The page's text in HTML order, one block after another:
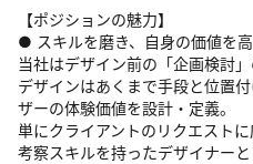
【ポジションの魅力】
● スキルを磨き、自身の価値を
当社はデザイン前の「企画検討
デザインはあくまで手段と位置
ザーの体験価値を設計・定義。
単にクライアントのリクエスト
考察スキルを持ったデザイナーと